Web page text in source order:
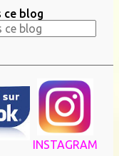
ce blog
INSTAGRAM